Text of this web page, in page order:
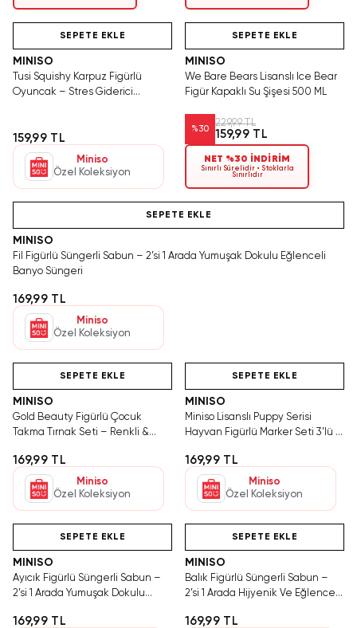
SEPETE EKLE
MINISO
Tusi Squishy Karpuz Figürlü
Oyuncak – Stres Giderici
159,99 TL
Miniso
Özel Koleksiyon
SEPETE EKLE
MINISO
We Bare Bears Lisanslı Ice Bear
Figür Kapaklı Su Şişesi 500 ML
%30
229,99 TL
159,99 TL
NET %30 İNDİRİM
Sınırlı Sürelidir • Stoklarla
Sınırlıdır
SEPETE EKLE
MINISO
Fil Figürlü Süngerli Sabun – 2’si 1 Arada Yumuşak Dokulu Eğlenceli
Banyo Süngeri
169,99 TL
Miniso
Özel Koleksiyon
SEPETE EKLE
MINISO
Gold Beauty Figürlü Çocuk
Takma Tırnak Seti – Renkli &
169,99 TL
Miniso
Özel Koleksiyon
SEPETE EKLE
MINISO
Miniso Lisanslı Puppy Serisi
Hayvan Figürlü Marker Seti 3’lü –
169,99 TL
Miniso
Özel Koleksiyon
SEPETE EKLE
MINISO
Ayıcık Figürlü Süngerli Sabun –
2’si 1 Arada Yumuşak Dokulu
169,99 TL
SEPETE EKLE
MINISO
Balık Figürlü Süngerli Sabun –
2’si 1 Arada Hijyenik Ve Eğlenceli
169,99 TL